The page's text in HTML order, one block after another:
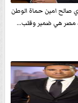
امين حماة الوطن
مصر هي ضمير وقلب...